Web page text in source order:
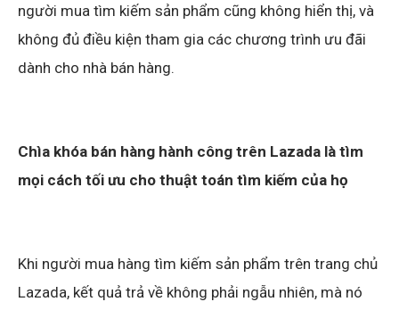
người mua tìm kiếm sản phẩm cũng không hiển thị, và
không đủ điều kiện tham gia các chương trình ưu đãi
dành cho nhà bán hàng.
Chìa khóa bán hàng hành công trên Lazada là tìm
mọi cách tối ưu cho thuật toán tìm kiếm của họ
Khi người mua hàng tìm kiếm sản phẩm trên trang chủ
Lazada, kết quả trả về không phải ngẫu nhiên, mà nó